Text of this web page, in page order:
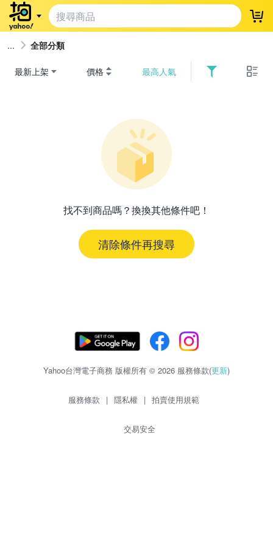
登
全部分類
最新上架 價格 最高人氣
找不到商品嗎？換換其他條件吧！
清除條件再搜尋
Yahoo台灣電子商務 版權所有 © 2026 服務條款(更新)
服務條款 | 隱私權 | 拍賣使用規範
交易安全